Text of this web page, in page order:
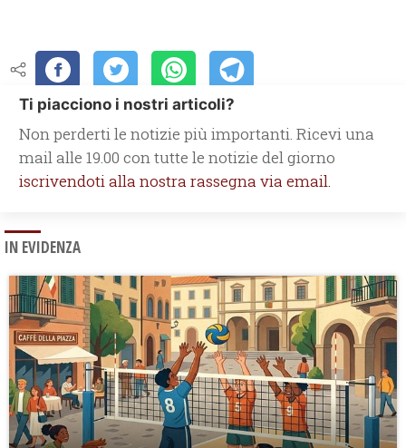
Ti piacciono i nostri articoli?
Non perderti le notizie più importanti. Ricevi una
mail alle 19.00 con tutte le notizie del giorno
iscrivendoti alla nostra rassegna via email.
IN EVIDENZA